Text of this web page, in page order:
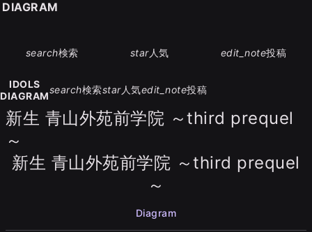
search検索 star人気 edit_note投稿
IDOLS
DIAGRAM
search検索star人気edit_note投稿
新生 青山外苑前学院 ～third prequel
～
新生 青山外苑前学院 ～third prequel
～
Diagram